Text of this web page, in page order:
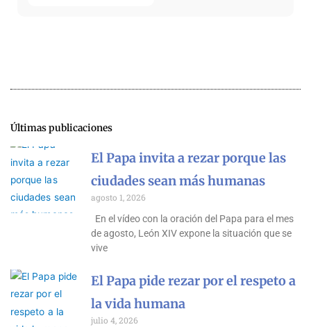
Últimas publicaciones
El Papa invita a rezar porque las
ciudades sean más humanas
agosto 1, 2026
En el vídeo con la oración del Papa para el mes
de agosto, León XIV expone la situación que se
vive
El Papa pide rezar por el respeto a
la vida humana
julio 4, 2026